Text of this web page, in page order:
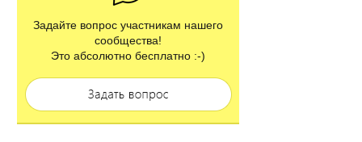
Задайте вопрос участникам нашего
сообщества!
Это абсолютно бесплатно :-)